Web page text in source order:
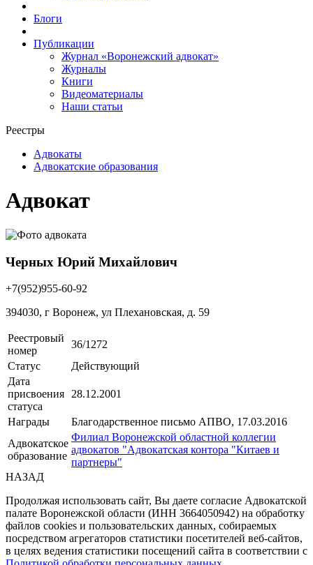
Блоги
Публикации
Журнал «Воронежский адвокат»
Журналы
Книги
Видеоматериалы
Наши статьи
Реестры
Адвокаты
Адвокатские образования
Адвокат
Черных Юрий Михайлович
+7(952)955-60-92
394030, г Воронеж, ул Плехановская, д. 59
Реестровый
номер
36/1272
Статус
Действующий
Дата
присвоения
статуса
28.12.2001
Награды
Благодарственное письмо АПВО, 17.03.2016
Адвокатское
образование
Филиал Воронежской областной коллегии
адвокатов "Адвокатская контора "Китаев и
партнеры"
НАЗАД
Продолжая использовать сайт, Вы даете согласие Адвокатской
палате Воронежской области (ИНН 3664050942) на обработку
файлов cookies и пользовательских данных, собираемых
посредством агрегаторов статистики посетителей веб-сайтов,
в целях ведения статистики посещений сайта в соответствии с